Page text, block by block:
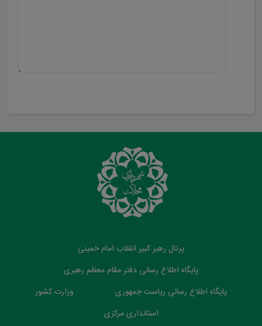
پرتال رهبر کبیر انقلاب امام خمینی
پایگاه اطلاع رسانی دفتر مقام معظم رهبری
پایگاه اطلاع رسانی ریاست جمهوری
وزارت کشور
استانداری مرکزی